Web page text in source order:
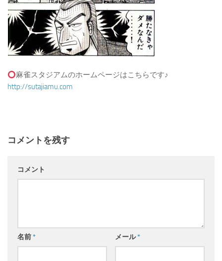
麻雀スタジアムのホームページはこちらです♪
http://sutajiamu.com
コメントを残す
コメント
名前* メール*